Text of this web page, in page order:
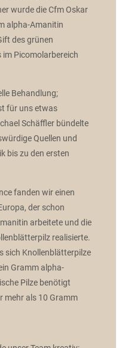
wurde die Cfm Oskar
alpha-Amanitin
des grünen
Picomolarbereich
Behandlung;
für uns etwas
Schäffler bündelte
Quellen und
bis zu den ersten
fanden wir einen
der schon
arbeitete und die
realisierte.
sich Knollenblätterpilze
Gramm alpha-
Pilze benötigt
mehr als 10 Gramm